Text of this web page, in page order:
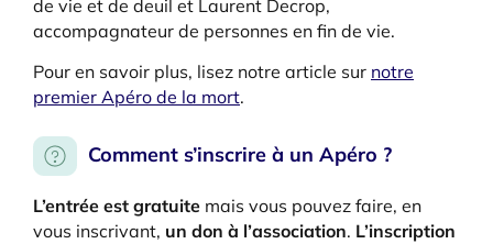
de vie et de deuil et Laurent Decrop,
accompagnateur de personnes en fin de vie.
Pour en savoir plus, lisez notre article sur notre
premier Apéro de la mort.
Comment s’inscrire à un Apéro ?
L’entrée est gratuite mais vous pouvez faire, en
vous inscrivant, un don à l’association. L’inscription